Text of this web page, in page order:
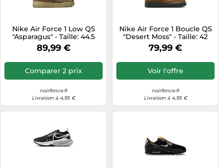
Nike Air Force 1 Low QS
"Asparagus" - Taille: 44.5
beige
89,99 €
Comparer 2 prix
noirfonce.fr
Livraison à 4,95 €
Nike Air Force 1 Boucle QS
"Desert Moss" - Taille: 42
green
79,99 €
Voir l'offre
noirfonce.fr
Livraison à 4,95 €